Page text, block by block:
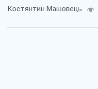
Костянтин Машовець